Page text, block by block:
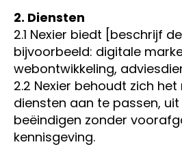
2. Diensten
2.1 Nexier biedt [beschrijf
bijvoorbeeld: digitale
webontwikkeling,
2.2 Nexier behoudt zich
diensten aan te passen,
beëindigen zonder
kennisgeving.